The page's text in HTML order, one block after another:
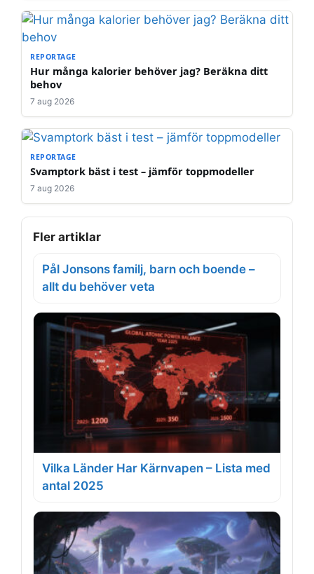
REPORTAGE
Hur många kalorier behöver jag? Beräkna ditt
behov
7 aug 2026
REPORTAGE
Svamptork bäst i test – jämför toppmodeller
7 aug 2026
Fler artiklar
Pål Jonsons familj, barn och boende –
allt du behöver veta
Vilka Länder Har Kärnvapen – Lista med
antal 2025